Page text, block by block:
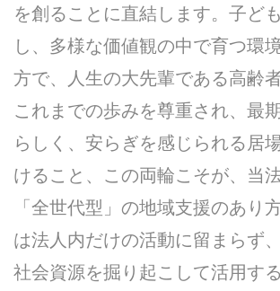
を創ることに直結します。子ど
し、多様な価値観の中で育つ環
方で、人生の大先輩である高齢
これまでの歩みを尊重され、最
らしく、安らぎを感じられる居
けること、この両輪こそが、当
「全世代型」の地域支援のあり
は法人内だけの活動に留まらず
社会資源を掘り起こして活用す